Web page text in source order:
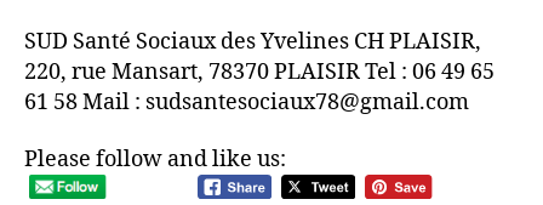
SUD Santé Sociaux des Yvelines CH PLAISIR,
220, rue Mansart, 78370 PLAISIR Tel : 06 49 65
61 58 Mail : sudsantesociaux78@gmail.com
Please follow and like us: